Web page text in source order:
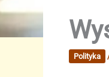
Polityka